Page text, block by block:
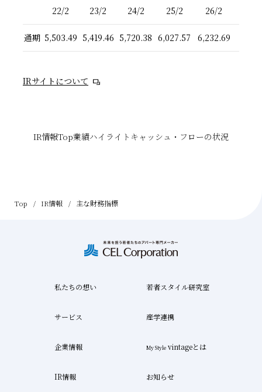
Top IR情報 主な財務指標
22/2 23/2 24/2 25/2 26/2
通期 5,503.49 5,419.46 5,720.38 6,027.57 6,232.69
IRサイトについて
IR情報Top業績ハイライト キャッシュ・フローの状況
私たちの想い 若者スタイル研究室
サービス 産学連携
企業情報 My Style vintageとは
IR情報 お知らせ